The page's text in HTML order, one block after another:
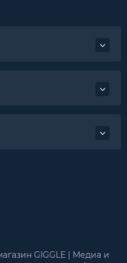
GIGGLE | Медиа и